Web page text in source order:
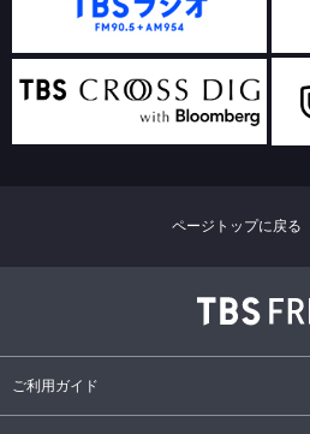
ご利用ガイド
ページトップに戻る